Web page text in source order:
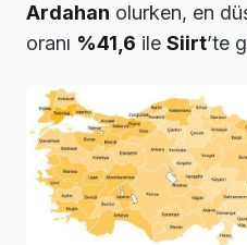
Ardahan olurken, en
oranı %41,6 ile Siirt’te